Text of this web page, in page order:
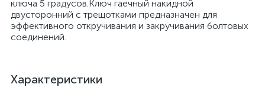
ключа 5 градусов.Ключ гаечный накидной
двусторонний с трещотками предназначен для
эффективного откручивания и закручивания болтовых
соединений.
Характеристики